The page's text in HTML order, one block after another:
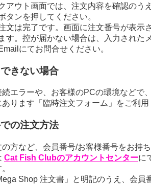
アウト画面では、注文内容を確認のう
タンを押してください。
文は完了です。画面に注文番号が表
す。控が届かない場合は、入力された
にてお問合せください。
きない場合
エラーや、お客様のPCの環境などで
ります「臨時注文フォーム」をご利
の注文方法
方など、会員番号/お客様番号をお持
Cat Fish Clubのアカウントセンターに
Shop 注文書」と明記のうえ、会